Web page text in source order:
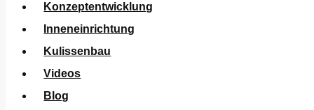
Konzeptentwicklung
Inneneinrichtung
Kulissenbau
Videos
Blog